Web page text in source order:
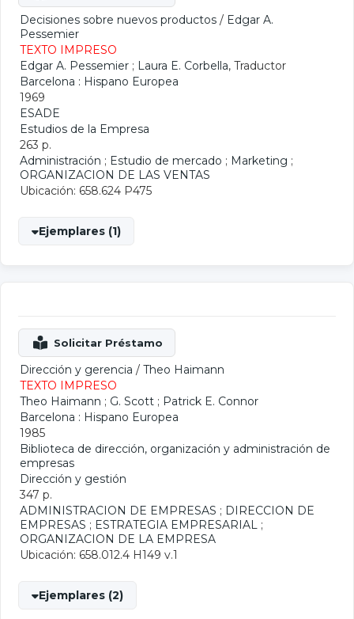
Decisiones sobre nuevos productos / Edgar A.
Pessemier
TEXTO IMPRESO
Edgar A. Pessemier ; Laura E. Corbella, Traductor
Barcelona : Hispano Europea
1969
ESADE
Estudios de la Empresa
263 p.
Administración ; Estudio de mercado ; Marketing ;
ORGANIZACION DE LAS VENTAS
Ubicación: 658.624 P475
Ejemplares (1)
Dirección y gerencia / Theo Haimann
TEXTO IMPRESO
Theo Haimann ; G. Scott ; Patrick E. Connor
Barcelona : Hispano Europea
1985
Biblioteca de dirección, organización y administración de
empresas
Dirección y gestión
347 p.
ADMINISTRACION DE EMPRESAS ; DIRECCION DE
EMPRESAS ; ESTRATEGIA EMPRESARIAL ;
ORGANIZACION DE LA EMPRESA
Ubicación: 658.012.4 H149 v.1
Ejemplares (2)